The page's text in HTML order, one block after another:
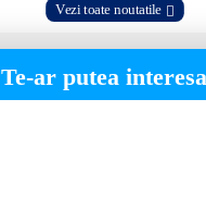
Vezi toate noutatile
Te-ar putea